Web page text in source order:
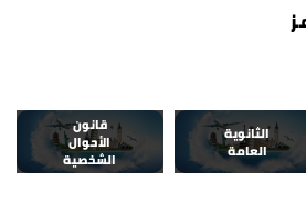
الثانوية
العامة
قانون
الأحوال
الشخصية